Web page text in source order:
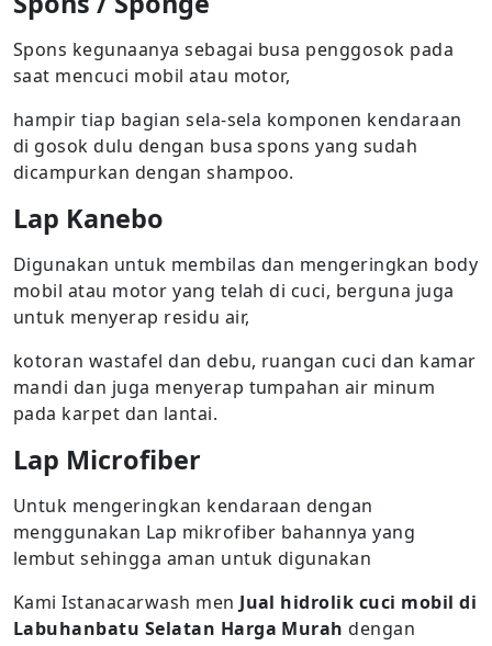
Spons kegunaanya sebagai busa penggosok pada
saat mencuci mobil atau motor,
hampir tiap bagian sela-sela komponen kendaraan
di gosok dulu dengan busa spons yang sudah
dicampurkan dengan shampoo.
Lap Kanebo
Digunakan untuk membilas dan mengeringkan body
mobil atau motor yang telah di cuci, berguna juga
untuk menyerap residu air,
kotoran wastafel dan debu, ruangan cuci dan kamar
mandi dan juga menyerap tumpahan air minum
pada karpet dan lantai.
Lap Microfiber
Untuk mengeringkan kendaraan dengan
menggunakan Lap mikrofiber bahannya yang
lembut sehingga aman untuk digunakan
Kami Istanacarwash men Jual hidrolik cuci mobil di
Labuhanbatu Selatan Harga Murah dengan